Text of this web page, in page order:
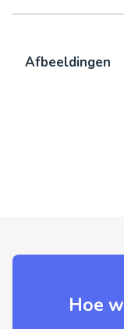
Afbeeldingen
Hoe